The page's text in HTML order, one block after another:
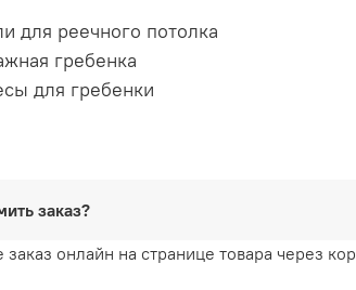
для реечного потолка
гребенка
для гребенки
заказ?
онлайн на странице товара через